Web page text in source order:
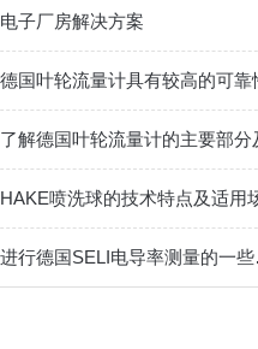
电子厂房解决方案
HAKE喷洗球的技术特点及适用
进